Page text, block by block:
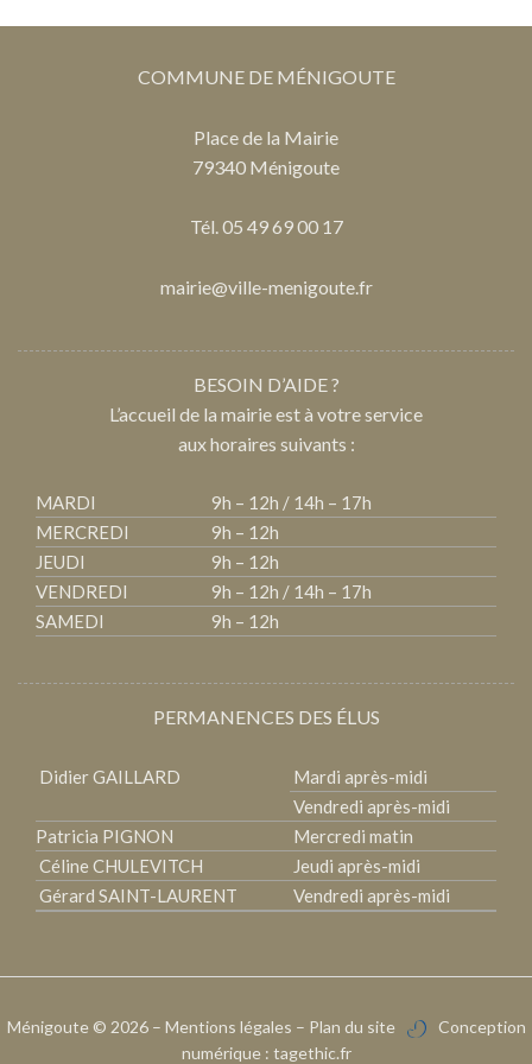
COMMUNE DE MÉNIGOUTE
Place de la Mairie
79340 Ménigoute
Tél. 05 49 69 00 17
mairie@ville-menigoute.fr
BESOIN D’AIDE ?
L’accueil de la mairie est à votre service
aux horaires suivants :
MARDI
9h – 12h / 14h – 17h
MERCREDI
9h – 12h
JEUDI
9h – 12h
VENDREDI
9h – 12h / 14h – 17h
SAMEDI
9h – 12h
PERMANENCES DES ÉLUS
Didier GAILLARD
Mardi après-midi
Vendredi après-midi
Patricia PIGNON
Mercredi matin
Céline CHULEVITCH
Jeudi après-midi
Gérard SAINT-LAURENT
Vendredi après-midi
Ménigoute © 2026 – Mentions légales – Plan du site
Conception
numérique : tagethic.fr